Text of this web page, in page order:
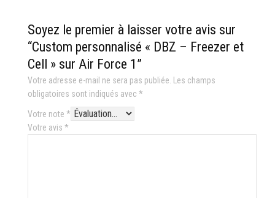
Soyez le premier à laisser votre avis sur
“Custom personnalisé « DBZ – Freezer et
Cell » sur Air Force 1”
Votre adresse e-mail ne sera pas publiée. Les champs
obligatoires sont indiqués avec *
Votre note *
Votre avis *